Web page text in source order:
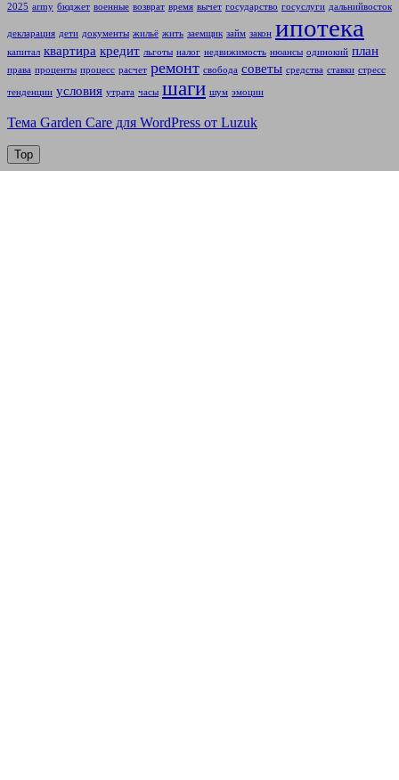
2025 army бюджет военные возврат время вычет государство госуслуги дальнийвосток
декларация дети документы жильё жить заемщик займ закон ипотека
капитал квартира кредит льготы налог недвижимость нюансы одинокий план
права проценты процесс расчет ремонт свобода советы средства ставки стресс
тенденции условия утрата часы шаги шум эмоции
Тема Garden Care для WordPress от Luzuk
Top